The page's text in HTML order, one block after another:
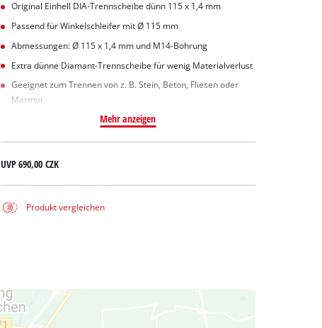
Original Einhell DIA-Trennscheibe dünn 115 x 1,4 mm
Passend für Winkelschleifer mit Ø 115 mm
Abmessungen: Ø 115 x 1,4 mm und M14-Bohrung
Extra dünne Diamant-Trennscheibe für wenig Materialverlust
Geeignet zum Trennen von z. B. Stein, Beton, Fliesen oder
Marmor
Mehr anzeigen
UVP690,00 CZK
Produkt vergleichen